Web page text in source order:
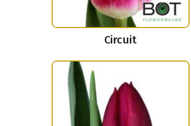
Circuit